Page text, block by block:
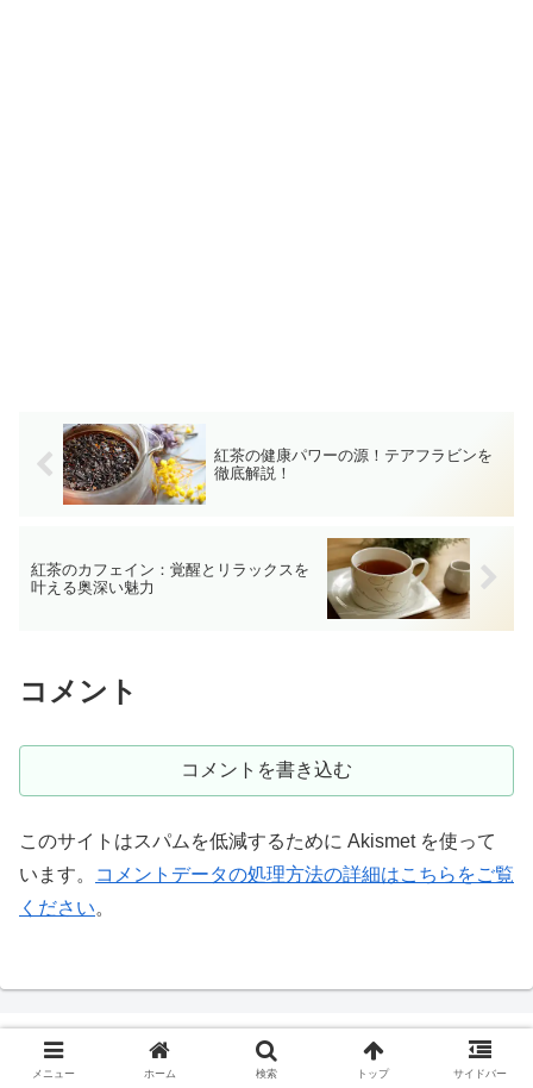
紅茶の健康パワーの源！テアフラビンを
徹底解説！
紅茶のカフェイン：覚醒とリラックスを
叶える奥深い魅力
コメント
コメントを書き込む
このサイトはスパムを低減するために Akismet を使って
います。
コメントデータの処理方法の詳細はこちらをご覧
ください。
健康茶で健康生活
メニュー ホーム 検索 トップ サイドバー